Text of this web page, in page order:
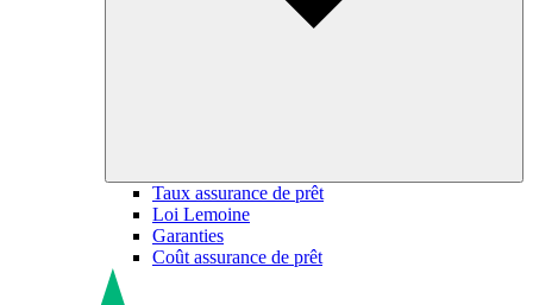
Taux assurance de prêt
Loi Lemoine
Garanties
Coût assurance de prêt